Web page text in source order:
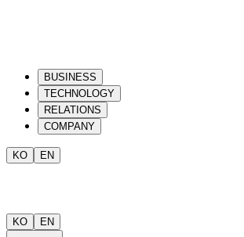
BUSINESS
TECHNOLOGY
RELATIONS
COMPANY
KO EN
KO EN